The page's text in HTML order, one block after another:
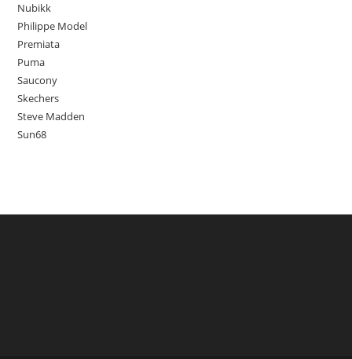
Nubikk
Philippe Model
Premiata
Puma
Saucony
Skechers
Steve Madden
Sun68